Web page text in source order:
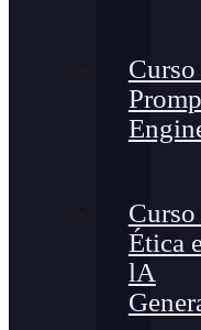
Curso
Curso
Ética
lA